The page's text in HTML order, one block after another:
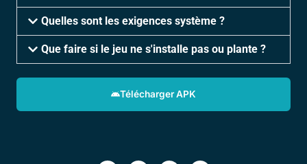
Quelles sont les exigences système ?
Que faire si le jeu ne s'installe pas ou plante ?
Télécharger APK